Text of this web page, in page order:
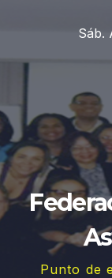
contenido
Sáb.
Punto de